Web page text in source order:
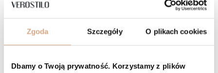
Zgoda Szczegóły O plikach cookies
Dbamy o Twoją prywatność. Korzystamy z plików
Odcień: ciemny brąz zamsz 2026-03-02
posegregować drobiazgi i wszystko łatwo znaleźć. Polecam